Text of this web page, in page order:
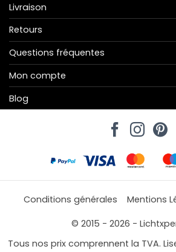
Livraison
Retours
Questions fréquentes
Mon compte
Blog
Conditions générales Mentions
© 2015 - 2026 -
Tous nos prix comprennent la TVA.